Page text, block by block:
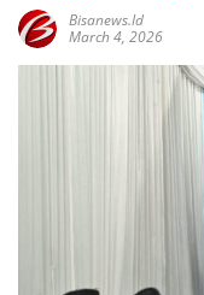
Bisanews.id
March 4, 2026